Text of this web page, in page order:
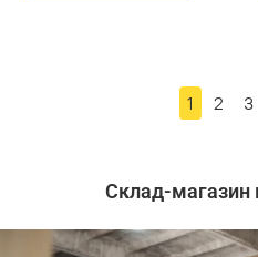
1 2 3
Склад-магазин